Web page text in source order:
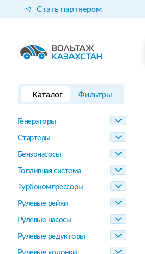
Стать партнером
Каталог Фильтры
Генераторы
Стартеры
Бензонасосы
Топливная система
Турбокомпрессоры
Рулевые рейки
Рулевые насосы
Рулевые редукторы